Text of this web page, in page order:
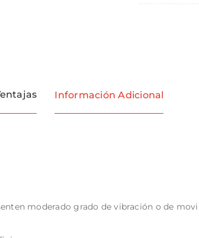
Información Adicional
moderado grado de vibración o de